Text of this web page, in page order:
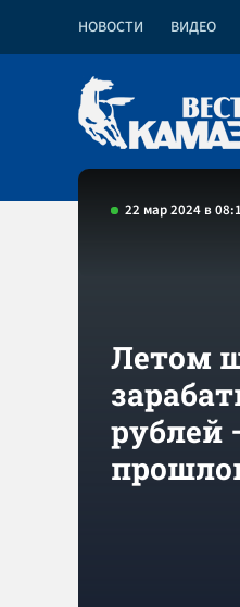
НОВОСТИ ВИДЕО
22 мар 2024 в
Летом
рублей